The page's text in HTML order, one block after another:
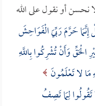
نحسن أو نقول على الله
إِنَّمَا حَرَّمَ رَبِّيَ الْفَوَاحِشَ
الْحَقِّ وَأَنْ تُشْرِكُوا بِاللَّهِ
مَا لا تَعْلَمُونَ
لِمَا تَصِفُ